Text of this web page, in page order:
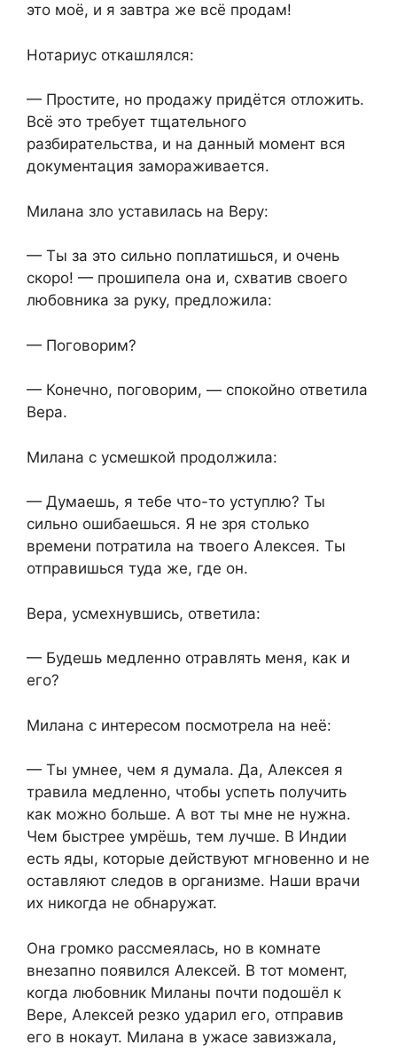
это моё, и я завтра же всё продам!
Нотариус откашлялся:
— Простите, но продажу придётся отложить.
Всё это требует тщательного
разбирательства, и на данный момент вся
документация замораживается.
Милана зло уставилась на Веру:
— Ты за это сильно поплатишься, и очень
скоро! — прошипела она и, схватив своего
любовника за руку, предложила:
— Поговорим?
— Конечно, поговорим, — спокойно ответила
Вера.
Милана с усмешкой продолжила:
— Думаешь, я тебе что-то уступлю? Ты
сильно ошибаешься. Я не зря столько
времени потратила на твоего Алексея. Ты
отправишься туда же, где он.
Вера, усмехнувшись, ответила:
— Будешь медленно отравлять меня, как и
его?
Милана с интересом посмотрела на неё:
— Ты умнее, чем я думала. Да, Алексея я
травила медленно, чтобы успеть получить
как можно больше. А вот ты мне не нужна.
Чем быстрее умрёшь, тем лучше. В Индии
есть яды, которые действуют мгновенно и не
оставляют следов в организме. Наши врачи
их никогда не обнаружат.
Она громко рассмеялась, но в комнате
внезапно появился Алексей. В тот момент,
когда любовник Миланы почти подошёл к
Вере, Алексей резко ударил его, отправив
его в нокаут. Милана в ужасе завизжала,